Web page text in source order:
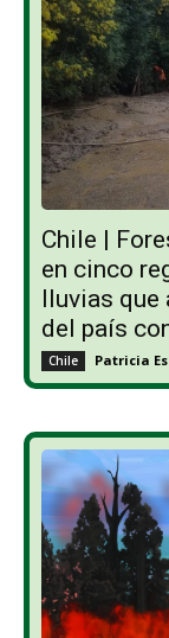
Chile |
en cinco
lluvias
del país
Chile Patricia